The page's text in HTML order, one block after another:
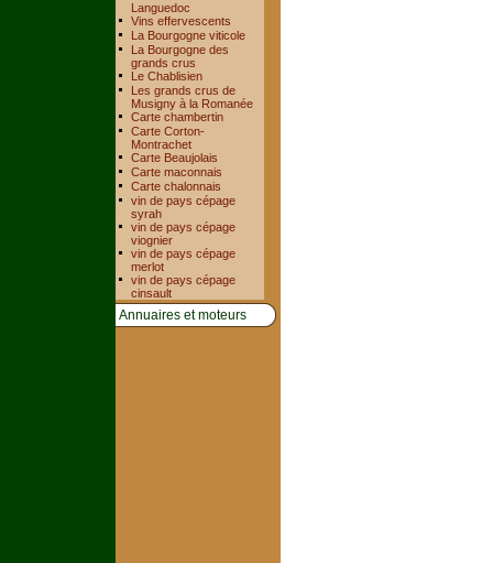
Languedoc
Vins effervescents
La Bourgogne viticole
La Bourgogne des
grands crus
Le Chablisien
Les grands crus de
Musigny à la Romanée
Carte chambertin
Carte Corton-
Montrachet
Carte Beaujolais
Carte maconnais
Carte chalonnais
vin de pays cépage
syrah
vin de pays cépage
viognier
vin de pays cépage
merlot
vin de pays cépage
cinsault
Annuaires et moteurs